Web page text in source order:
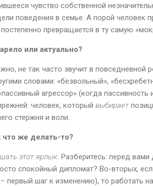
чувство собственной
поведения в семье. А порой человек
превращается в ту самую
или актуально?
не так часто звучит в повседневной
словами: «безвольный»,
агрессор» (когда
человек, который выбирает
стержня и воли.
же делать-то?
этот ярлык . Разберитесь: перед
спокойный дипломат? Во-вторых,
первый шаг к изменению), то работать